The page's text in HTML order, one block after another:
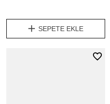
SEPETE EKLE